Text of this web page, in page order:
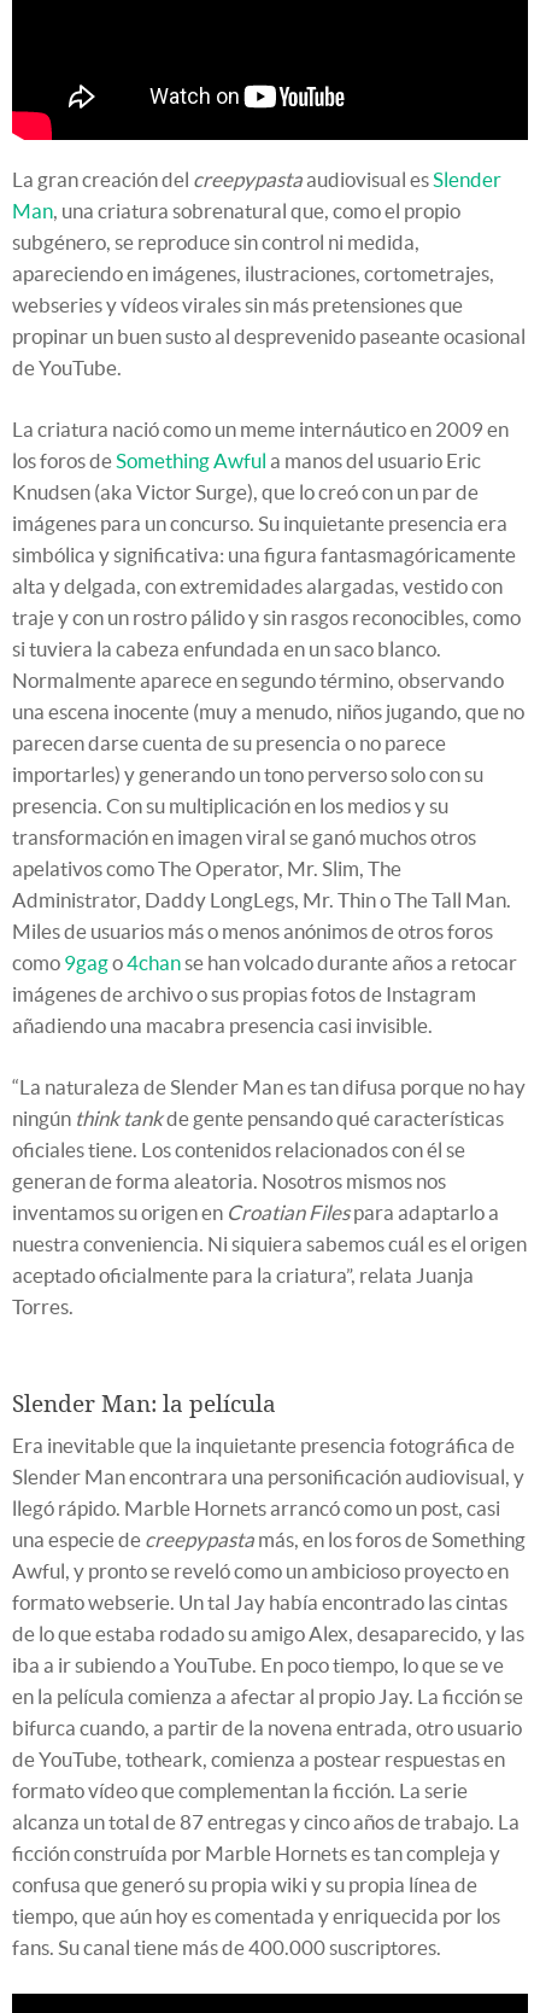
La gran creación del creepypastaaudiovisual es Slender
Man , una criatura sobrenatural que, como el propio
subgénero, se reproduce sin control ni medida,
apareciendo en imágenes, ilustraciones, cortometrajes,
webseries y vídeos virales sin más pretensiones que
propinar un buen susto al desprevenido paseante ocasional
de YouTube.
La criatura nació como un meme internáutico en 2009 en
los foros de Something Awful a manos del usuario Eric
Knudsen (aka Victor Surge), que lo creó con un par de
imágenes para un concurso. Su inquietante presencia era
simbólica y significativa: una figura fantasmagóricamente
alta y delgada, con extremidades alargadas, vestido con
traje y con un rostro pálido y sin rasgos reconocibles, como
si tuviera la cabeza enfundada en un saco blanco.
Normalmente aparece en segundo término, observando
una escena inocente (muy a menudo, niños jugando, que no
parecen darse cuenta de su presencia o no parece
importarles) y generando un tono perverso solo con su
presencia. Con su multiplicación en los medios y su
transformación en imagen viral se ganó muchos otros
apelativos como The Operator, Mr. Slim, The
Administrator, Daddy LongLegs, Mr. Thin o The Tall Man.
Miles de usuarios más o menos anónimos de otros foros
como 9gago4chanse han volcado durante años a retocar
imágenes de archivo o sus propias fotos de Instagram
añadiendo una macabra presencia casi invisible.
“La naturaleza de Slender Man es tan difusa porque no hay
ningún think tankde gente pensando qué características
oficiales tiene. Los contenidos relacionados con él se
generan de forma aleatoria. Nosotros mismos nos
inventamos su origen en Croatian Filespara adaptarlo a
nuestra conveniencia. Ni siquiera sabemos cuál es el origen
aceptado oficialmente para la criatura”, relata Juanja
Torres.
Slender Man: la película
Era inevitable que la inquietante presencia fotográfica de
Slender Man encontrara una personificación audiovisual, y
llegó rápido. Marble Hornets arrancó como un post, casi
una especie de creepypasta más, en los foros de Something
Awful, y pronto se reveló como un ambicioso proyecto en
formato webserie. Un tal Jay había encontrado las cintas
de lo que estaba rodado su amigo Alex, desaparecido, y las
iba a ir subiendo a YouTube. En poco tiempo, lo que se ve
en la película comienza a afectar al propio Jay. La ficción se
bifurca cuando, a partir de la novena entrada, otro usuario
de YouTube, totheark, comienza a postear respuestas en
formato vídeo que complementan la ficción. La serie
alcanza un total de 87 entregas y cinco años de trabajo. La
ficción construída por Marble Hornets es tan compleja y
confusa que generó su propia wiki y su propia línea de
tiempo, que aún hoy es comentada y enriquecida por los
fans. Su canal tiene más de 400.000 suscriptores.